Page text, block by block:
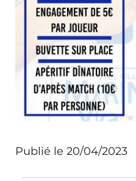
Publié le 20/04/2023